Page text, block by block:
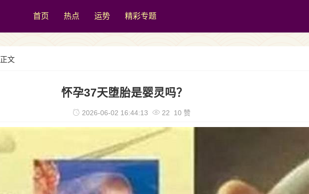
首页 热点 运势 精彩专题
正文
怀孕37天堕胎是婴灵吗？
2026-06-02 16:44:13 22 10 赞